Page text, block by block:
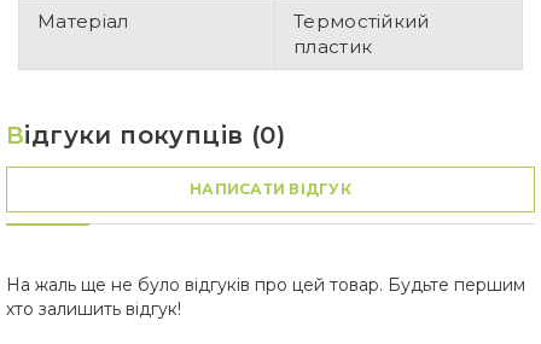
Матеріал
Термостійкий
пластик
Відгуки покупців (0)
НАПИСАТИ ВІДГУК
На жаль ще не було відгуків про цей товар. Будьте першим
хто залишить відгук!